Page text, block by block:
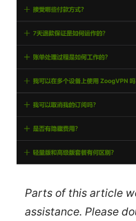
Parts of this article
assistance. Please